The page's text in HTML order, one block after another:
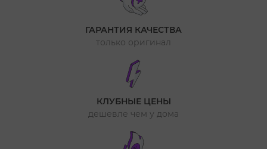
ГАРАНТИЯ КАЧЕСТВА
только оригинал
КЛУБНЫЕ ЦЕНЫ
дешевле чем у дома